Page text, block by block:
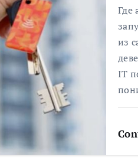
Где
из
IT